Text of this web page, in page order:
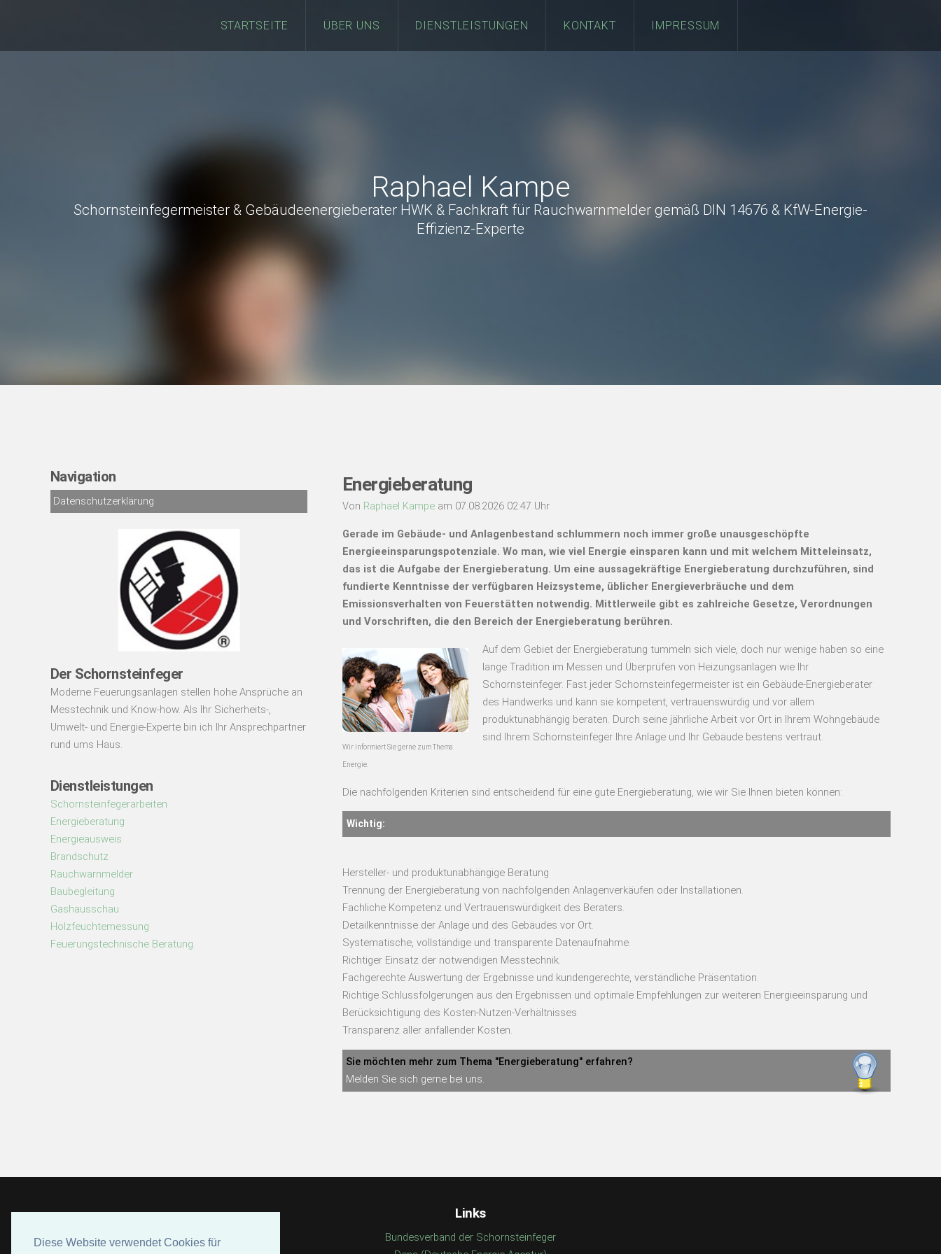
Diese Website verwendet Cookies für
Diese Website verwendet Cookies für
STARTSEITE ÜBER UNS DIENSTLEISTUNGEN KONTAKT IMPRESSUM
Raphael Kampe
Schornsteinfegermeister & Gebäudeenergieberater HWK & Fachkraft für Rauchwarnmelder gemäß DIN 14676 & KfW-Energie-
Effizienz-Experte
Navigation
Datenschutzerklärung
Der Schornsteinfeger
Moderne Feuerungsanlagen stellen hohe Ansprüche an
Messtechnik und Know-how. Als Ihr Sicherheits-,
Umwelt- und Energie-Experte bin ich Ihr Ansprechpartner
rund ums Haus.
Dienstleistungen
Schornsteinfegerarbeiten
Energieberatung
Energieausweis
Brandschutz
Rauchwarnmelder
Baubegleitung
Gashausschau
Holzfeuchtemessung
Feuerungstechnische Beratung
Energieberatung
Von Raphael Kampeam 07.08.2026 02:47 Uhr
Gerade im Gebäude- und Anlagenbestand schlummern noch immer große unausgeschöpfte
Energieeinsparungspotenziale. Wo man, wie viel Energie einsparen kann und mit welchem Mitteleinsatz,
das ist die Aufgabe der Energieberatung. Um eine aussagekräftige Energieberatung durchzuführen, sind
fundierte Kenntnisse der verfügbaren Heizsysteme, üblicher Energieverbräuche und dem
Emissionsverhalten von Feuerstätten notwendig. Mittlerweile gibt es zahlreiche Gesetze, Verordnungen
und Vorschriften, die den Bereich der Energieberatung berühren.
Wir informiert Sie gerne zum Thema
Energie.
Auf dem Gebiet der Energieberatung tummeln sich viele, doch nur wenige haben so eine
lange Tradition im Messen und Überprüfen von Heizungsanlagen wie Ihr
Schornsteinfeger. Fast jeder Schornsteinfegermeister ist ein Gebäude-Energieberater
des Handwerks und kann sie kompetent, vertrauenswürdig und vor allem
produktunabhängig beraten. Durch seine jährliche Arbeit vor Ort in Ihrem Wohngebäude
sind Ihrem Schornsteinfeger Ihre Anlage und Ihr Gebäude bestens vertraut.
Die nachfolgenden Kriterien sind entscheidend für eine gute Energieberatung, wie wir Sie Ihnen bieten können:
Wichtig:
Hersteller- und produktunabhängige Beratung
Trennung der Energieberatung von nachfolgenden Anlagenverkäufen oder Installationen.
Fachliche Kompetenz und Vertrauenswürdigkeit des Beraters.
Detailkenntnisse der Anlage und des Gebäudes vor Ort.
Systematische, vollständige und transparente Datenaufnahme.
Richtiger Einsatz der notwendigen Messtechnik.
Fachgerechte Auswertung der Ergebnisse und kundengerechte, verständliche Präsentation.
Richtige Schlussfolgerungen aus den Ergebnissen und optimale Empfehlungen zur weiteren Energieeinsparung und
Berücksichtigung des Kosten-Nutzen-Verhältnisses
Transparenz aller anfallender Kosten.
Sie möchten mehr zum Thema "Energieberatung" erfahren?
Melden Sie sich gerne bei uns.
Links
Bundesverband der Schornsteinfeger